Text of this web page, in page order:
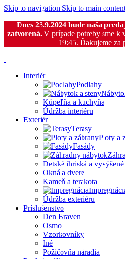
Skip to navigation Skip to main content
Dnes 23.9.2024 bude naša
zatvorená. V prípade potreby sme k
19:45. Ďakujeme za
Interiér
Podlahy
Kúpeľňa a kuchyňa
Údržba interiéru
Exteriér
Terasy
Ploty a
Fasády
Detské ihriská a
Okná a dvere
Kameň a terakota
Údržba exteriéru
Príslušenstvo
Den Braven
Osmo
Vzorkovníky
Iné
Požičovňa náradia